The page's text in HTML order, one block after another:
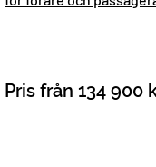
Pris från 134 900